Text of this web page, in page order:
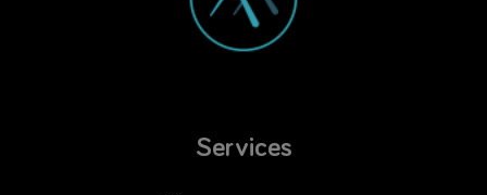
Services